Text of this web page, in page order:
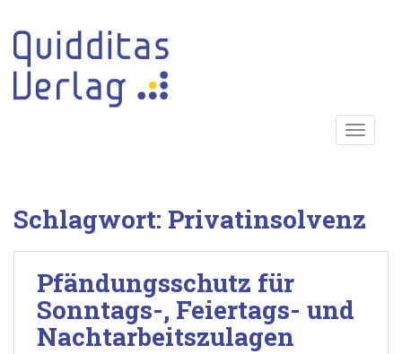
Schlagwort: Privatinsolvenz
Pfändungsschutz für
Sonntags-, Feiertags- und
Nachtarbeitszulagen